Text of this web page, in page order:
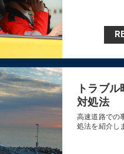
トラブル
対処法
高速道路での
処法を紹介し